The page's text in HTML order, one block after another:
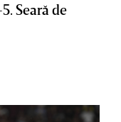
Seară de